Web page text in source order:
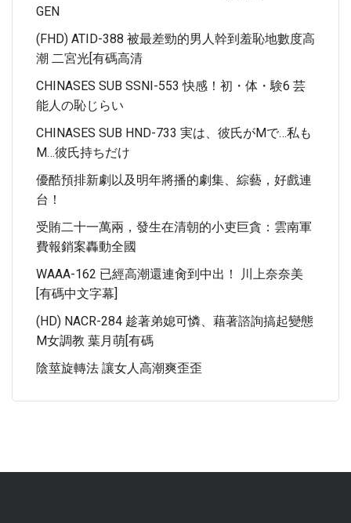
GEN
(FHD) ATID-388 被最差勁的男人幹到羞恥地數度高
潮 二宮光[有碼高清
CHINASES SUB SSNI-553 快感！初・体・験6 芸
能人の恥じらい
CHINASES SUB HND-733 実は、彼氏がMで…私も
M…彼氏持ちだけ
優酷預排新劇以及明年將播的劇集、綜藝，好戲連
台！
受賄二十一萬兩，發生在清朝的小吏巨貪：雲南軍
費報銷案轟動全國
WAAA-162 已經高潮還連肏到中出！ 川上奈奈美
[有碼中文字幕]
(HD) NACR-284 趁著弟媳可憐、藉著諮詢搞起變態
M女調教 葉月萌[有碼
陰莖旋轉法 讓女人高潮爽歪歪